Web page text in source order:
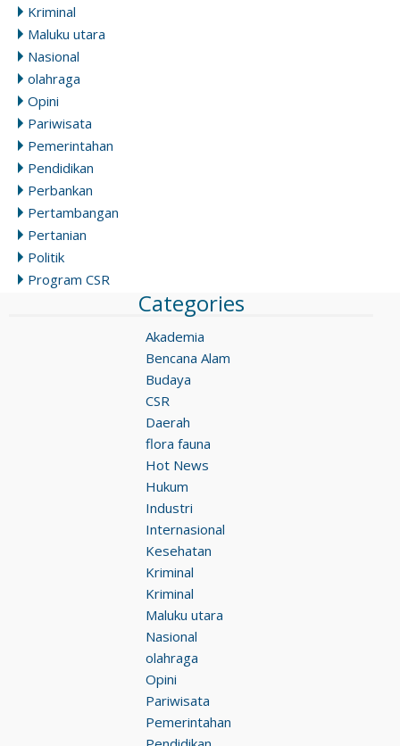
Kriminal
Maluku utara
Nasional
olahraga
Opini
Pariwisata
Pemerintahan
Pendidikan
Perbankan
Pertambangan
Pertanian
Politik
Program CSR
Categories
Akademia
Bencana Alam
Budaya
CSR
Daerah
flora fauna
Hot News
Hukum
Industri
Internasional
Kesehatan
Kriminal
Kriminal
Maluku utara
Nasional
olahraga
Opini
Pariwisata
Pemerintahan